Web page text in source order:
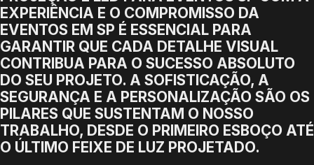
EXPERIÊNCIA E O COMPROMISSO DA
EVENTOS EM SP É ESSENCIAL PARA
GARANTIR QUE CADA DETALHE VISUAL
CONTRIBUA PARA O SUCESSO ABSOLUTO
DO SEU PROJETO. A SOFISTICAÇÃO, A
SEGURANÇA E A PERSONALIZAÇÃO SÃO OS
PILARES QUE SUSTENTAM O NOSSO
TRABALHO, DESDE O PRIMEIRO ESBOÇO ATÉ
O ÚLTIMO FEIXE DE LUZ PROJETADO.